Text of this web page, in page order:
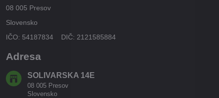
08 005 Presov
Slovensko
IČO: 54187834 DIČ: 2121585884
Adresa
SOLIVARSKA 14E
08 005 Presov
Slovensko